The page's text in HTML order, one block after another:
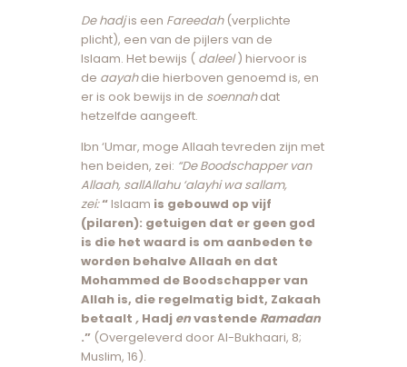
De hadjis een Fareedah(verplichte
plicht), een van de pijlers van de
Islaam. Het bewijs ( daleel) hiervoor is
de aayahdie hierboven genoemd is, en
er is ook bewijs in de soennahdat
hetzelfde aangeeft.
Ibn ‘Umar, moge Allaah tevreden zijn met
hen beiden, zei: “De Boodschapper van
Allaah, sallAllahu ‘alayhi wa sallam,
zei:“ Islaam is gebouwd op vijf
(pilaren): getuigen dat er geen god
is die het waard is om aanbeden te
worden behalve Allaah en dat
Mohammed de Boodschapper van
Allah is, die regelmatig bidt, Zakaah
betaalt , Hadj envastende Ramadan
.” (Overgeleverd door Al-Bukhaari, 8;
Muslim, 16).